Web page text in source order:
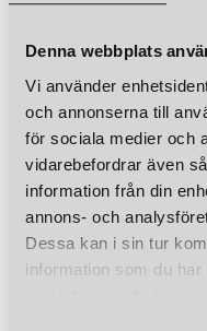
Denna webbplats
Vi använder
och annonserna till
för sociala medier och
vidarebefordrar även
information från din
annons- och
Dessa kan i sin tur
information som du